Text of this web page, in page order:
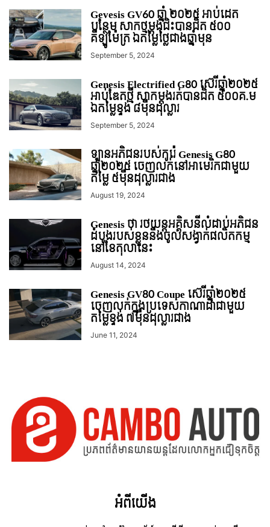
Gevesis GV60 ឆ្នាំ ២០២៥ អាប់ដេត
បន្ថែម សាកថ្មម្តងជិះបានជិត ៥០០
គីឡូម៉ែត្រ ឯតម្លៃថ្លៃជាងឆ្នាំមុន
September 5, 2024
Genesis Electrified G80 ស៊េរីឆ្នាំ២០២៥
អាប់ឌែតថ្មី​ សាកម្តងរត់បានជិត ៥០០គ.ម
ឯតម្លៃខ្ទង់ ៨មុឺនដុល្លារ
September 5, 2024
ឡានអភិជនរបស់កូរ៉េ Genesis G80
ឆ្នាំ២០២៥ ចេញលក់នៅអាមេរិកជាមួយ
តម្លៃ ៥មុឺនដុល្លារជាង
August 19, 2024
Genesis ថា រថយន្តអគ្គិសនីលំដាប់អភិជន
ដំបូងរបស់ខ្លួននឹងចូលសង្វាក់ផលិតកម្ម
នៅខែតុលានេះ
August 14, 2024
Genesis GV80 Coupe ស៊េរីឆ្នាំ២០២៥
ចេញលក់ក្នុងប្រទេសកាណាដាជាមួយ
តម្លៃខ្ទង់ ៧មុឺនដុល្លារជាង
June 11, 2024
អំពី​យើង